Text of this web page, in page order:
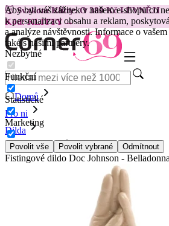
Aby byl váš zážitek v našem e-shopu co
k personalizaci obsahu a reklam,
a analýze návštěvnosti. Informace o
také s našimi partnery.
Nezbytné
Funkční
Statistické
Marketing
Povolit vše Povolit vybrané Odmítnout
😽Svakom Klitty: O 380 Kč LEVNĚJI
Kód: KLITTY →
Domů
Pro ni
Dilda
Speciální dilda
Fistingové dildo Doc Johnson -